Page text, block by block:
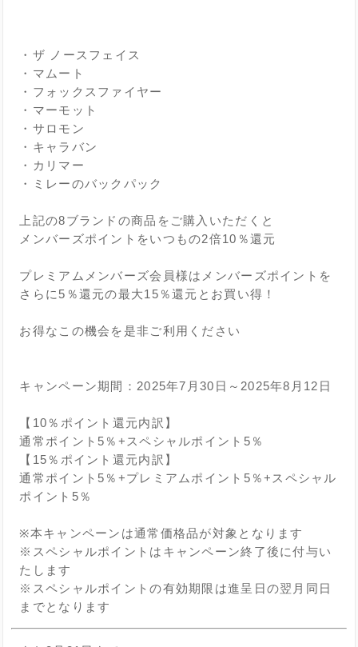
・ザ ノースフェイス
・マムート
・フォックスファイヤー
・マーモット
・サロモン
・キャラバン
・カリマー
・ミレーのバックパック
上記の8ブランドの商品をご購入いただくと
メンバーズポイントをいつもの2倍10％還元
プレミアムメンバーズ会員様はメンバーズポイントを
さらに5％還元の最大15％還元とお買い得！
お得なこの機会を是非ご利用ください
キャンペーン期間：2025年7月30日～2025年8月12日
【10％ポイント還元内訳】
通常ポイント5％+スペシャルポイント5％
【15％ポイント還元内訳】
通常ポイント5％+プレミアムポイント5％+スペシャル
ポイント5％
※本キャンペーンは通常価格品が対象となります
※スペシャルポイントはキャンペーン終了後に付与い
たします
※スペシャルポイントの有効期限は進呈日の翌月同日
までとなります